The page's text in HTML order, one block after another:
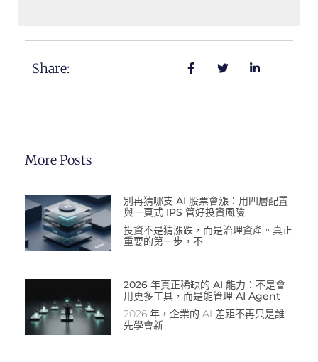
Share:
More Posts
別再猜哪支 AI 股票會漲：用四層配置
與一頁式 IPS 管好投資風險
投資不是猜漲跌，而是治理資產。真正
重要的第一步，不
2026 年真正稀缺的 AI 能力：不是會
用更多工具，而是能管理 AI Agent
2026 年，企業的 AI 差距不再只是誰
先學會新